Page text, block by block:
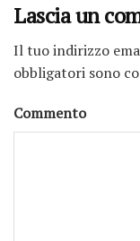
Lascia un
Il tuo indirizzo
obbligatori sono
Commento